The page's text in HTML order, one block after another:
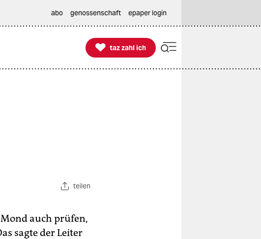
abo genossenschaft epaper login

taz zahl ich
taz zahl ich
teilen
auch prüfen,
sagte der Leiter